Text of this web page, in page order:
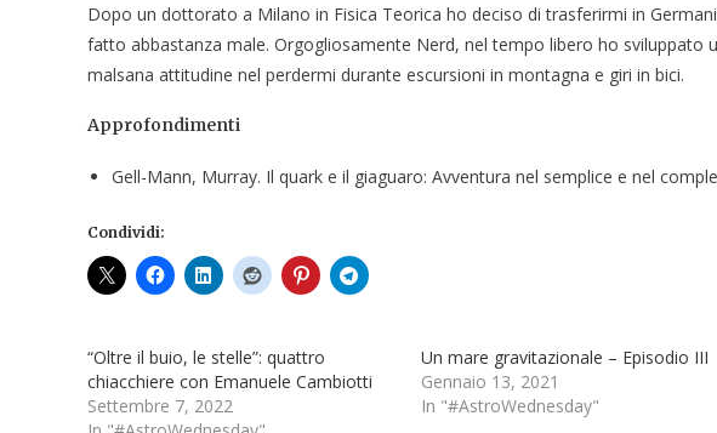
Dopo un dottorato a Milano in Fisica Teorica ho deciso di trasferirmi in
fatto abbastanza male. Orgogliosamente Nerd, nel tempo libero ho sviluppato
malsana attitudine nel perdermi durante escursioni in montagna e giri in bici.
Approfondimenti
Gell-Mann, Murray. Il quark e il giaguaro: Avventura nel semplice e nel
Condividi:
“Oltre il buio, le stelle”: quattro
chiacchiere con Emanuele Cambiotti
Settembre 7, 2022
Un mare gravitazionale – Episodio III
Gennaio 13, 2021
In "#AstroWednesday"